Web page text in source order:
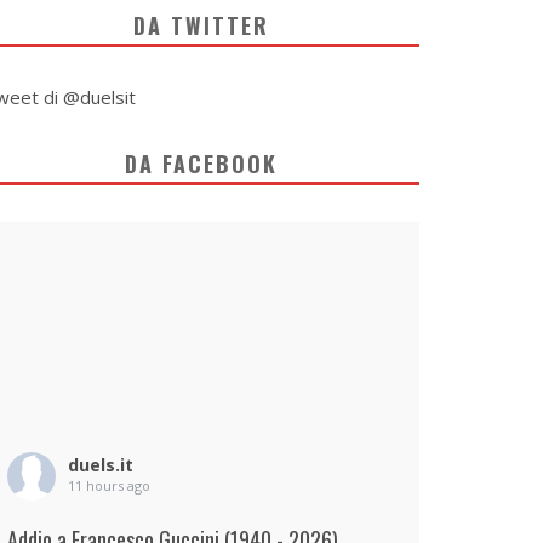
DA TWITTER
di @duelsit
DA FACEBOOK
duels.it
11 hours ago